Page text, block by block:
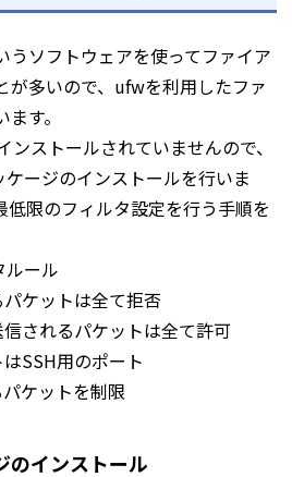
ソフトウェアを使ってファイア
が多いので、ufwを利用したファ
す。
ストールされていませんので、
ージのインストールを行いま
低限のフィルタ設定を行う手順を
ール
ケットは全て拒否
されるパケットは全て許可
SSH用のポート
ケットを制限
インストール